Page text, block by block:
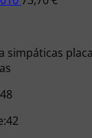
simpáticas